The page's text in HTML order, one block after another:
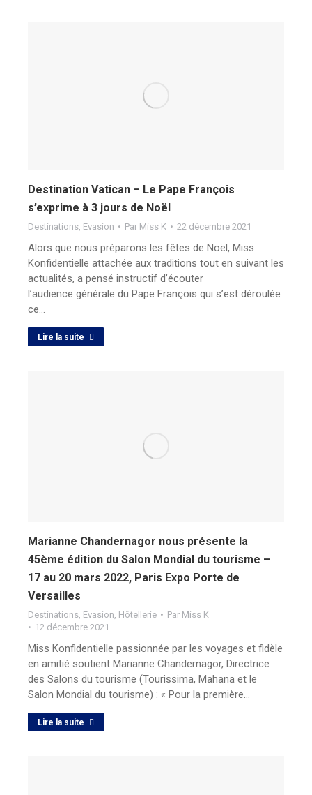
Destination Vatican – Le Pape François
s’exprime à 3 jours de Noël
Destinations Evasion Par Miss K 22 décembre 2021
Alors que nous préparons les fêtes de Noël, Miss
Konfidentielle attachée aux traditions tout en suivant les
actualités, a pensé instructif d’écouter
l’audience générale du Pape François qui s’est déroulée
ce…
Lire la suite
Marianne Chandernagor nous présente la
45ème édition du Salon Mondial du tourisme –
17 au 20 mars 2022, Paris Expo Porte de
Versailles
Destinations, Evasion, Hôtellerie Par Miss K
12 décembre 2021
Miss Konfidentielle passionnée par les voyages et fidèle
en amitié soutient Marianne Chandernagor, Directrice
des Salons du tourisme (Tourissima, Mahana et le
Salon Mondial du tourisme) : « Pour la première…
Lire la suite